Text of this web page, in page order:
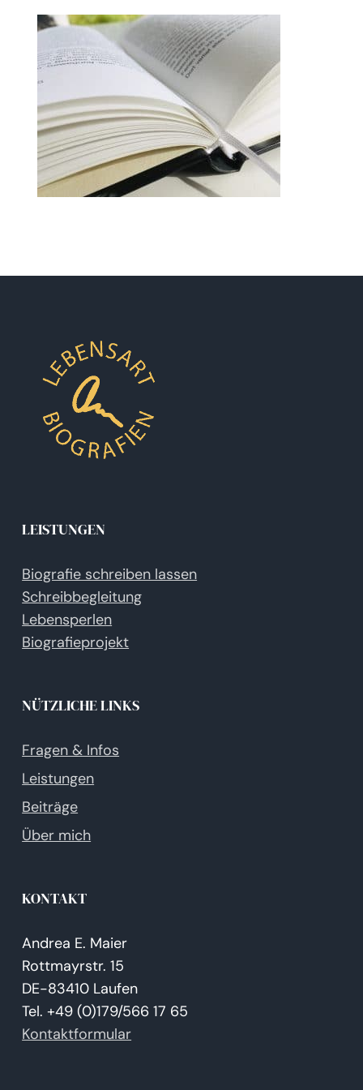
LEISTUNGEN
Biografie schreiben lassen
Schreibbegleitung
Lebensperlen
Biografieprojekt
NÜTZLICHE LINKS
Fragen & Infos
Leistungen
Beiträge
Über mich
KONTAKT
Andrea E. Maier
Rottmayrstr. 15
DE-83410 Laufen
Tel. +49 (0)179/566 17 65
Kontaktformular